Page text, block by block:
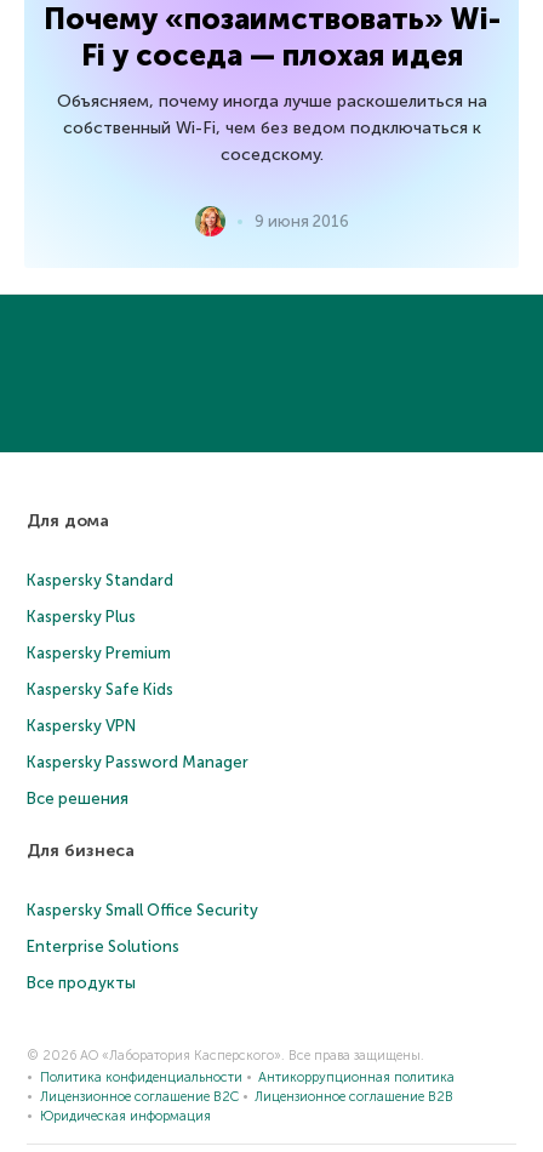
Почему «позаимствовать» Wi-
Fi у соседа — плохая идея
Объясняем, почему иногда лучше раскошелиться на
собственный Wi-Fi, чем без ведом подключаться к
соседскому.
9 июня 2016
Для дома
Kaspersky Standard
Kaspersky Plus
Kaspersky Premium
Kaspersky Safe Kids
Kaspersky VPN
Kaspersky Password Manager
Все решения
Для бизнеса
Kaspersky Small Office Security
Enterprise Solutions
Все продукты
© 2026 АО «Лаборатория Касперского». Все права защищены.
Политика конфиденциальности
Антикоррупционная политика
Лицензионное соглашение B2C
Лицензионное соглашение B2B
Юридическая информация